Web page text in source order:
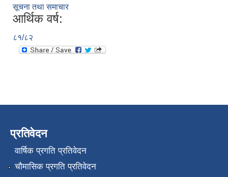
सूचना तथा समाचार
आर्थिक वर्ष:
८१/८२
प्रतिवेदन
वार्षिक प्रगति प्रतिवेदन
चौमासिक प्रगति प्रतिवेदन